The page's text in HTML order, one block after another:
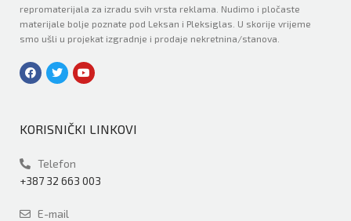
repromaterijala za izradu svih vrsta reklama. Nudimo i pločaste
materijale bolje poznate pod Leksan i Pleksiglas. U skorije vrijeme
smo ušli u projekat izgradnje i prodaje nekretnina/stanova.
KORISNIČKI LINKOVI
Telefon
+387 32 663 003
E-mail